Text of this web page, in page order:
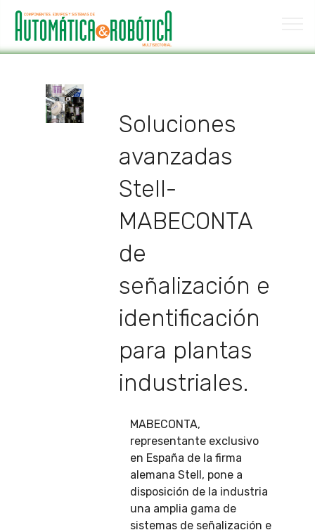
Soluciones
avanzadas
Stell-
MABECONTA
de
señalización e
identificación
para plantas
industriales.
MABECONTA,
representante exclusivo
en España de la firma
alemana Stell, pone a
disposición de la industria
una amplia gama de
sistemas de señalización e